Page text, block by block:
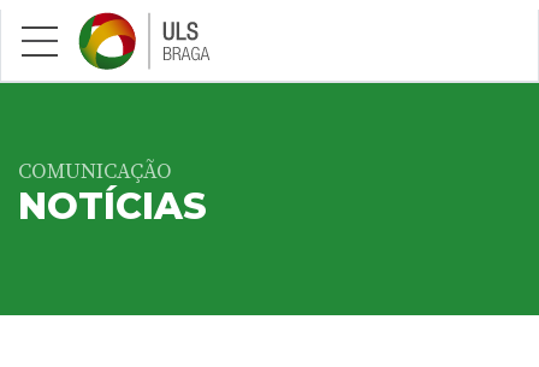
Saltar para conteúdo principal
COMUNICAÇÃO
NOTÍCIAS